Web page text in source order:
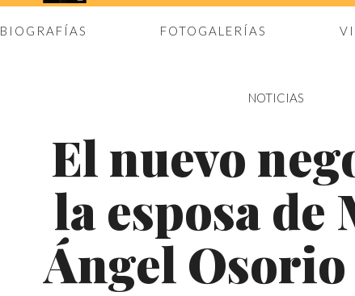
BIOGRAFÍAS FOTOGALERÍAS
NOTICIAS
El nuevo
la esposa de
Ángel